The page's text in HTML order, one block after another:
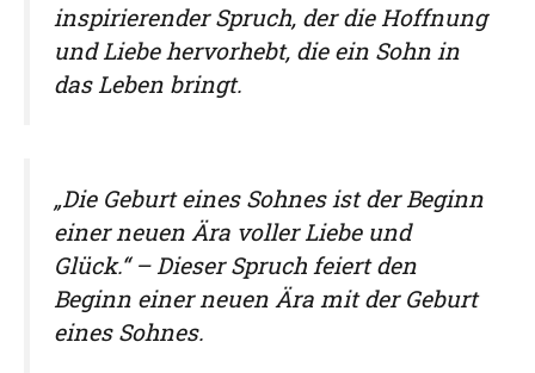
inspirierender Spruch, der die Hoffnung
und Liebe hervorhebt, die ein Sohn in
das Leben bringt.
„Die Geburt eines Sohnes ist der Beginn
einer neuen Ära voller Liebe und
Glück.“ – Dieser Spruch feiert den
Beginn einer neuen Ära mit der Geburt
eines Sohnes.